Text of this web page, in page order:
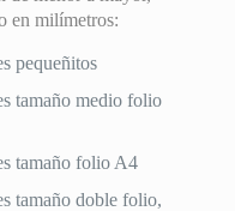
en milímetros:
pequeñitos
tamaño medio folio
tamaño folio A4
tamaño doble folio,